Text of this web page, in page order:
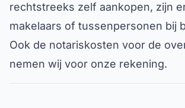
rechtstreeks zelf aankopen, zijn
makelaars of tussenpersonen bij
Ook de notariskosten voor de
nemen wij voor onze rekening.